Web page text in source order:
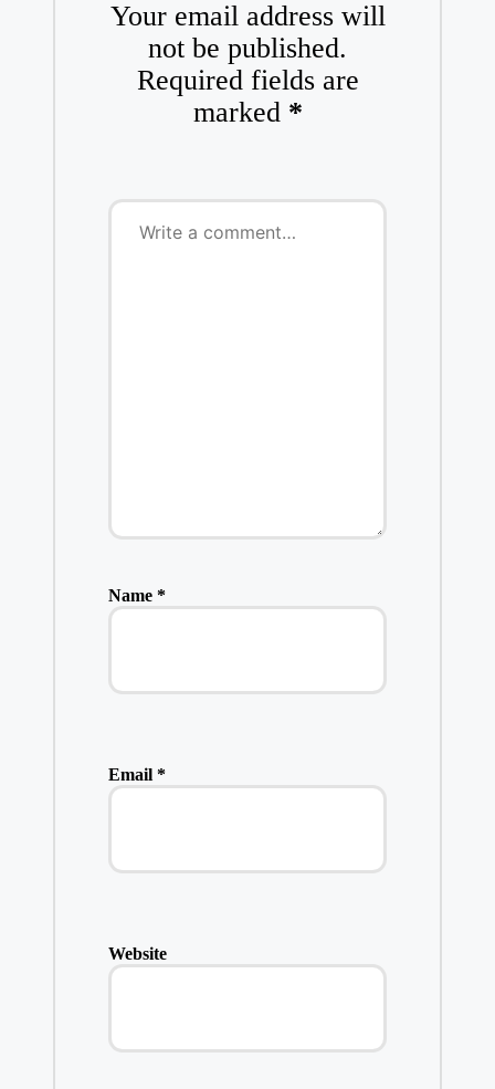
Your email address will
not be published.
Required fields are
marked *
Name *
Email *
Website